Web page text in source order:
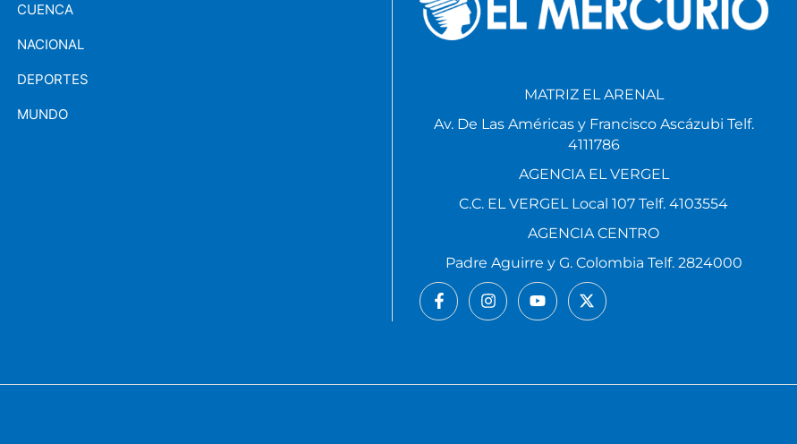
CUENCA
NACIONAL
DEPORTES
MUNDO
MATRIZ EL ARENAL
Av. De Las Américas y Francisco Ascázubi Telf.
4111786
AGENCIA EL VERGEL
C.C. EL VERGEL Local 107 Telf. 4103554
AGENCIA CENTRO
Padre Aguirre y G. Colombia Telf. 2824000